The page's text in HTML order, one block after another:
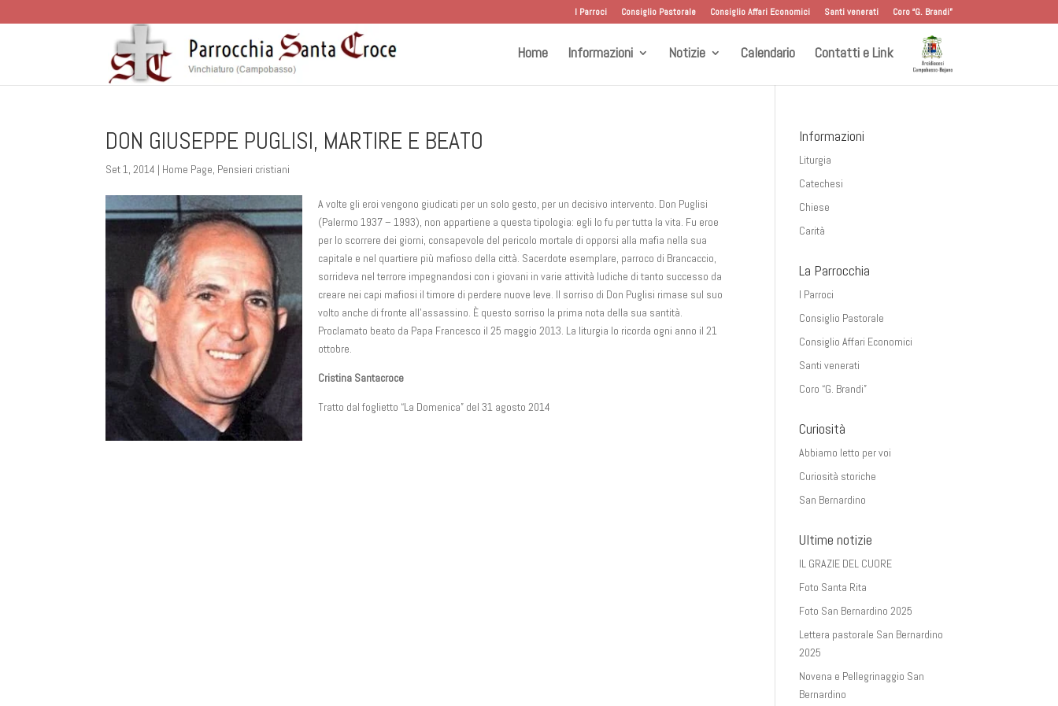
I Parroci Consiglio Pastorale Consiglio Affari Economici Santi venerati Coro “G. Brandi”
Home Informazioni Notizie Calendario Contatti e Link
DON GIUSEPPE PUGLISI, MARTIRE E BEATO
Set 1, 2014 | Home Page, Pensieri cristiani
A volte gli eroi vengono giudicati per un solo gesto, per un decisivo intervento. Don Puglisi
(Palermo 1937 – 1993), non appartiene a questa tipologia: egli lo fu per tutta la vita. Fu eroe
per lo scorrere dei giorni, consapevole del pericolo mortale di opporsi alla mafia nella sua
capitale e nel quartiere più mafioso della città. Sacerdote esemplare, parroco di Brancaccio,
sorrideva nel terrore impegnandosi con i giovani in varie attività ludiche di tanto successo da
creare nei capi mafiosi il timore di perdere nuove leve. Il sorriso di Don Puglisi rimase sul suo
volto anche di fronte all’assassino. È questo sorriso la prima nota della sua santità.
Proclamato beato da Papa Francesco il 25 maggio 2013. La liturgia lo ricorda ogni anno il 21
ottobre.
Cristina Santacroce
Tratto dal foglietto “La Domenica” del 31 agosto 2014
Informazioni
Liturgia
Catechesi
Chiese
Carità
La Parrocchia
I Parroci
Consiglio Pastorale
Consiglio Affari Economici
Santi venerati
Coro “G. Brandi”
Curiosità
Abbiamo letto per voi
Curiosità storiche
San Bernardino
Ultime notizie
IL GRAZIE DEL CUORE
Foto Santa Rita
Foto San Bernardino 2025
Lettera pastorale San Bernardino
2025
Novena e Pellegrinaggio San
Bernardino